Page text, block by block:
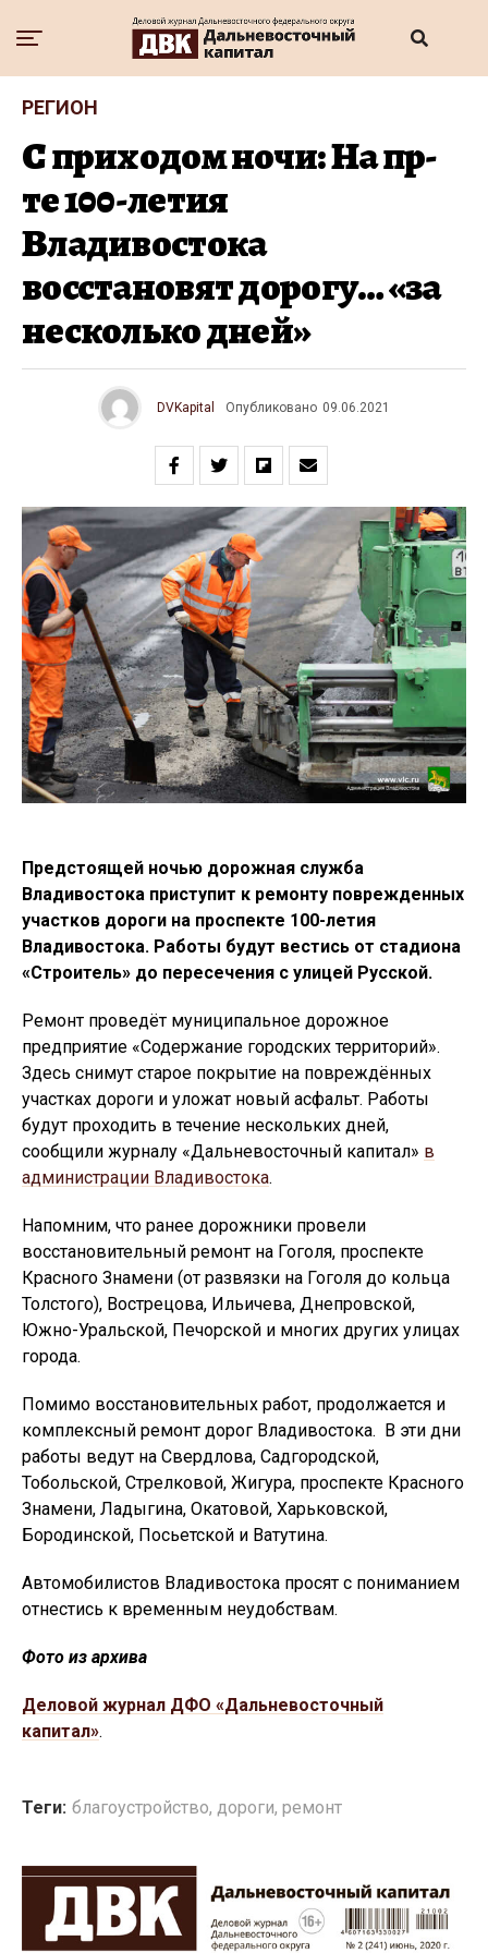
РЕГИОН
С приходом ночи: На пр-
те 100-летия
Владивостока
восстановят дорогу… «за
несколько дней»
DVKapital Опубликовано 09.06.2021
Предстоящей ночью дорожная служба
Владивостока приступит к ремонту поврежденных
участков дороги на проспекте 100-летия
Владивостока. Работы будут вестись от стадиона
«Строитель» до пересечения с улицей Русской.
Ремонт проведёт муниципальное дорожное
предприятие «Содержание городских территорий».
Здесь снимут старое покрытие на повреждённых
участках дороги и уложат новый асфальт. Работы
будут проходить в течение нескольких дней,
сообщили журналу «Дальневосточный капитал» в
администрации Владивостока.
Напомним, что ранее дорожники провели
восстановительный ремонт на Гоголя, проспекте
Красного Знамени (от развязки на Гоголя до кольца
Толстого), Вострецова, Ильичева, Днепровской,
Южно-Уральской, Печорской и многих других улицах
города.
Помимо восстановительных работ, продолжается и
комплексный ремонт дорог Владивостока. В эти дни
работы ведут на Свердлова, Садгородской,
Тобольской, Стрелковой, Жигура, проспекте Красного
Знамени, Ладыгина, Окатовой, Харьковской,
Бородинской, Посьетской и Ватутина.
Автомобилистов Владивостока просят с пониманием
отнестись к временным неудобствам.
Фото из архива
Деловой журнал ДФО «Дальневосточный
капитал».
Теги: благоустройство, дороги, ремонт